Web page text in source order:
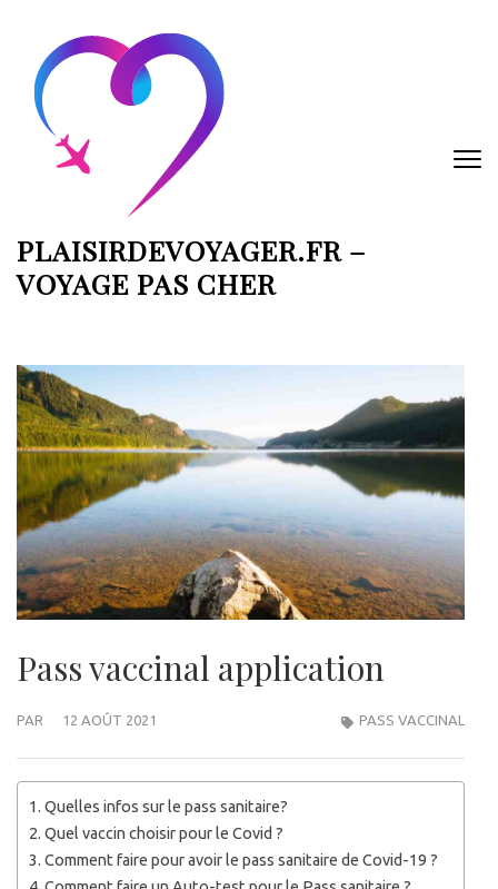
contenu
(Pressez
Entrée)
PLAISIRDEVOYAGER.FR –
VOYAGE PAS CHER
Pass vaccinal application
PAR 12 AOÛT 2021 PASS VACCINAL
Quelles infos sur le pass sanitaire?
Quel vaccin choisir pour le Covid ?
Comment faire pour avoir le pass sanitaire de Covid-19 ?